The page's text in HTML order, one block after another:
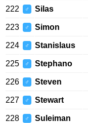
222 ♂ Silas
223 ♂ Simon
224 ♂ Stanislaus
225 ♂ Stephano
226 ♂ Steven
227 ♂ Stewart
228 ♂ Suleiman